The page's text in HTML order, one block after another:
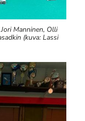
Manninen, Olli
(kuva: Lassi